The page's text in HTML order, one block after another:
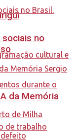
no
da Memória